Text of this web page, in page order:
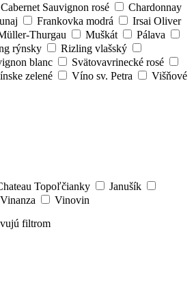
Cabernet Sauvignon rosé
Chardonnay
Frankovka modrá
Irsai Oliver
Thurgau Muškát
Pálava
rýnsky
Rizling vlašský
blanc
Svätovavrinecké rosé
zelené Víno sv. Petra
Višňové
Topoľčianky
Janušík
Vinanza
Vinovin
filtrom